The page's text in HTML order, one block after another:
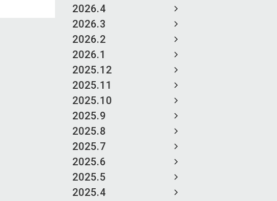
2026.4
2026.3
2026.2
2026.1
2025.12
2025.11
2025.10
2025.9
2025.8
2025.7
2025.6
2025.5
2025.4